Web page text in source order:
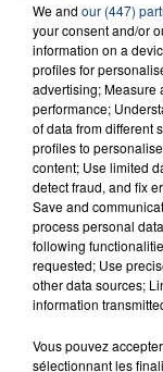
INCENDIE
SON BÉBÉ
Un homme
aspergé sa
d'un liquide
20 juillet 2026
UNE
OPÉRER DE
La famille a
We and our (447)
your consent and/or
information on a
profiles for
advertising; Measure
performance;
of data from different
profiles to
content; Use limited
detect fraud, and fix
Save and
process personal
following
requested; Use
other data sources;
information
Vous pouvez
sélectionnant les